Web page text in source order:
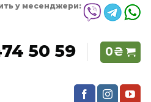
у месенджери:
50 59 0₴